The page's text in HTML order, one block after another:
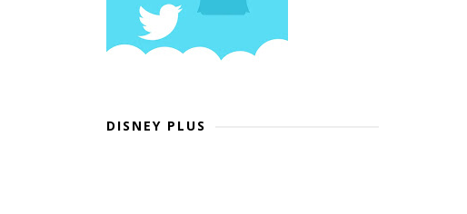
DISNEY PLUS